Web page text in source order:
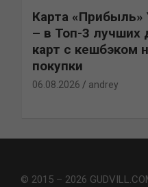
Карта «Прибыль»
– в Топ-3 лучших
карт с кешбэком
покупки
06.08.2026 andrey
© 2015 – 2026